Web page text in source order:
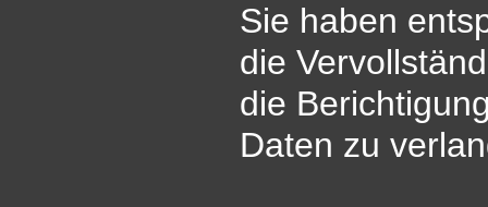
Sie haben
die
die
Daten zu